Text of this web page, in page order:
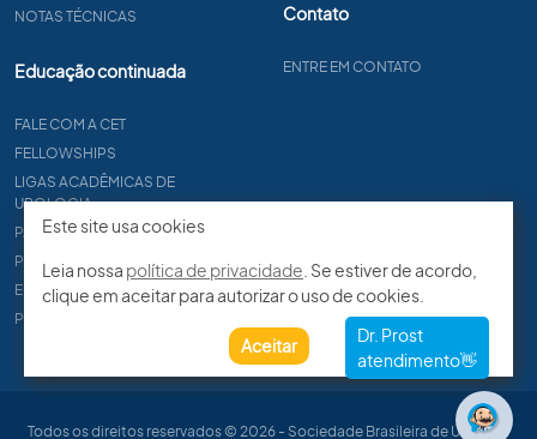
NOTAS TÉCNICAS
Educação continuada
FALE COM A CET
FELLOWSHIPS
LIGAS ACADÊMICAS DE
UROLOGIA
PAPER
PROCET
EDITAIS
PROGRAMA DE RESIDÊNCIA
Contato
ENTRE EM CONTATO
Todos os direitos reservados © 2026 - Sociedade Brasileira de Urologia
Este site usa cookies
Leia nossa política de privacidade . Se estiver de acordo,
clique em aceitar para autorizar o uso de cookies.
Aceitar